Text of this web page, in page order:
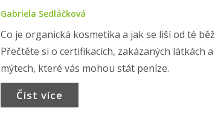
Gabriela Sedláčková
Co je organická kosmetika a jak se liší od té
Přečtěte si o certifikacích, zakázaných látkách a
mýtech, které vás mohou stát peníze.
Číst více